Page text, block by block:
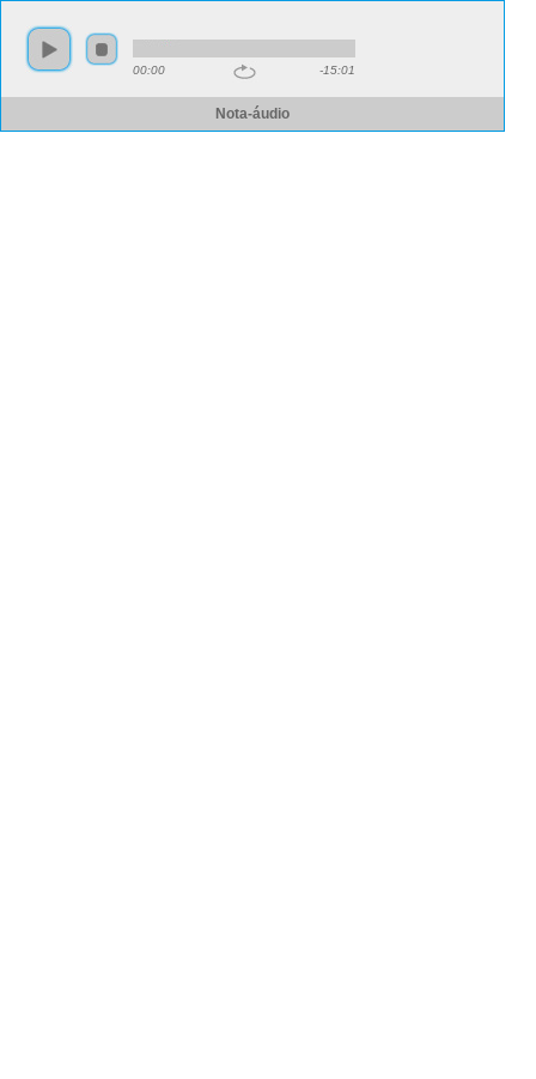
00:00 -15:01
Nota-áudio